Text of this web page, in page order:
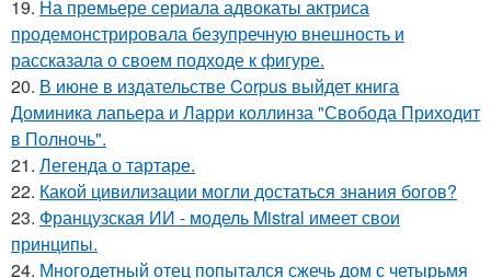
19. На премьере сериала адвокаты актриса
продемонстрировала безупречную внешность и
рассказала о своем подходе к фигуре.
20. В июне в издательстве Corpus выйдет книга
Доминика лапьера и Ларри коллинза "Свобода Приходит
в Полночь".
21. Легенда о тартаре.
22. Какой цивилизации могли достаться знания богов?
23. Французская ИИ - модель Mistral имеет свои
принципы.
24. Многодетный отец попытался сжечь дом с четырьмя